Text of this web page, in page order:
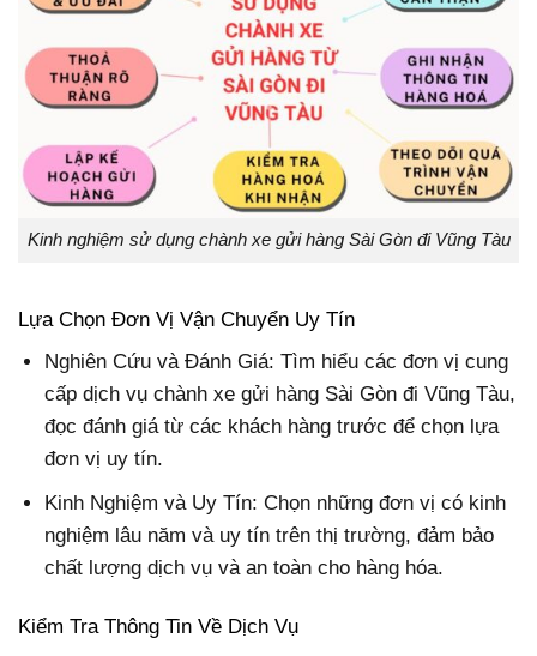
Kinh nghiệm sử dụng chành xe gửi hàng Sài Gòn đi Vũng Tàu
Lựa Chọn Đơn Vị Vận Chuyển Uy Tín
Nghiên Cứu và Đánh Giá: Tìm hiểu các đơn vị cung
cấp dịch vụ chành xe gửi hàng Sài Gòn đi Vũng Tàu,
đọc đánh giá từ các khách hàng trước để chọn lựa
đơn vị uy tín.
Kinh Nghiệm và Uy Tín: Chọn những đơn vị có kinh
nghiệm lâu năm và uy tín trên thị trường, đảm bảo
chất lượng dịch vụ và an toàn cho hàng hóa.
Kiểm Tra Thông Tin Về Dịch Vụ